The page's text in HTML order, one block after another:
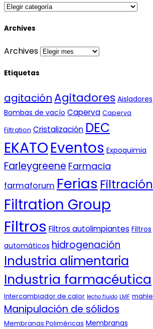
Archives
Archives
Etiquetas
agitaciónAgitadores Aisladores
Bombas de vacío Caperva Caperva
Filtration Cristalización DEC
EKATOEventos Expoquimia
Farleygreene Farmacia
farmaforum Ferias Filtración
Filtration Group
Filtros Filtros autolimpiantes Filtros
automáticos hidrogenación
Industria alimentaria
Industria farmacéutica
Intercambiador de calor lecho fluido LMF mahle
Manipulación de sólidos
Membranas Poliméricas Membranas